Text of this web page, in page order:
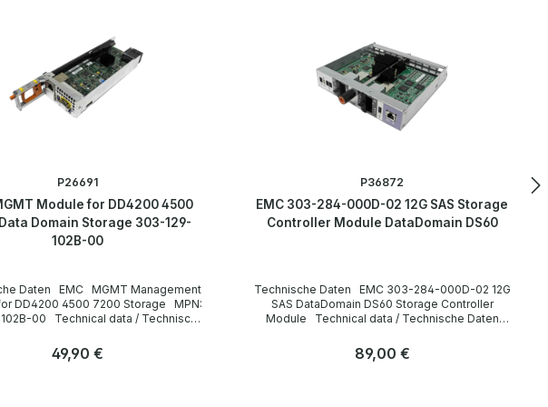
P26691
Module for DD4200 4500
Domain Storage 303-129-
102B-00
MGMT Management
DD4200 4500 7200 Storage MPN:
data / Technische
Regulärer Preis:
49,90 €
P36872
EMC 303-284-000D-02 12G SAS Storage
Controller Module DataDomain DS60
Technische Daten EMC 303-284-000D-02 12G
SAS DataDomain DS60 Storage Controller
Module Technical data / Technische Daten
SAS Storage Controller Formfaktor Plug-in-Regulärer Preis:
89,00 €